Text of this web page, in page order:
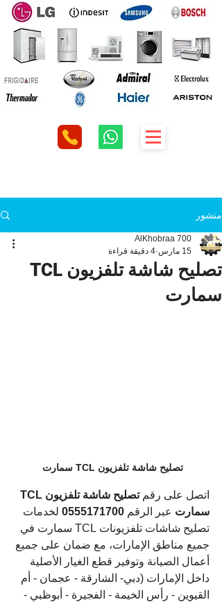
منشور
تصليح شاشة تلفزيون TCL
سمارت
AlKhobraa 700
15 مارس
4 دقيقة قراءة
تصليح شاشة تلفزيون TCL سمارت
اتصل على رقم
سمارت عبر الرقم 0555171700 لخدمات
تصليح شاشات تلفزيونات TCL سمارت في
جميع مناطق الإمارات، مع ضمان على جميع
أعمال الصيانة وتوفير قطع الغيار الأصلية
داخل الإمارات (دبي- الشارقة - عجمان - أم
القيوين - رأس الخيمة - الفجيرة - أبوظبي -